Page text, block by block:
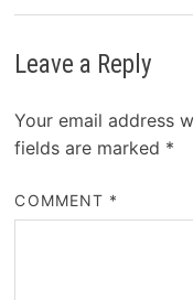
Leave a Reply
Your email address
fields are marked *
COMMENT *